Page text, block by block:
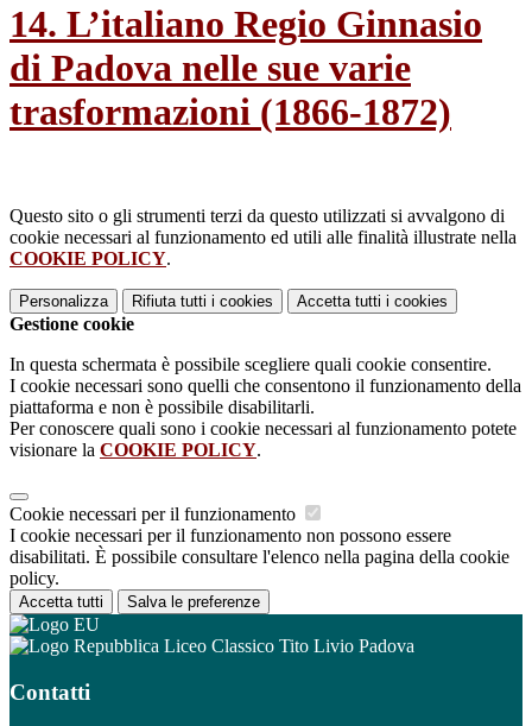
14. L’italiano Regio Ginnasio
di Padova nelle sue varie
trasformazioni (1866-1872)
Questo sito o gli strumenti terzi da questo utilizzati si avvalgono di
cookie necessari al funzionamento ed utili alle finalità illustrate nella
COOKIE POLICY.
Personalizza Rifiuta tutti i cookies Accetta tutti i cookies
Gestione cookie
In questa schermata è possibile scegliere quali cookie consentire.
I cookie necessari sono quelli che consentono il funzionamento della
piattaforma e non è possibile disabilitarli.
Per conoscere quali sono i cookie necessari al funzionamento potete
visionare la COOKIE POLICY.
Cookie necessari per il funzionamento
I cookie necessari per il funzionamento non possono essere
disabilitati. È possibile consultare l'elenco nella pagina della cookie
policy.
Accetta tutti Salva le preferenze
Liceo Classico Tito Livio Padova
Contatti